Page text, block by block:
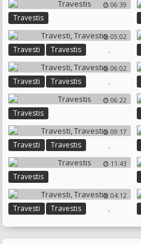
06:39
Travestis
05:02
Travesti ,
Travestis
06:02
Travesti ,
Travestis
06:22
Travestis
09:17
Travesti ,
Travestis
11:43
Travestis
04:12
Travesti ,
Travestis